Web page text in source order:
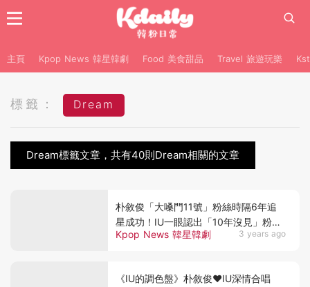
主頁 Kpop News 韓星韓劇 Food 美食甜品 Travel 旅遊玩樂
標籤： Dream
Dream標籤文章，共有40則Dream相關的文章
Kpop News 韓星韓劇 3 years ago
朴敘俊「大嗓門11號」粉絲時隔6年追
星成功！IU一眼認出「10年沒見」粉絲
感動本人♥︎
《IU的調色盤》朴敘俊❤IU深情合唱